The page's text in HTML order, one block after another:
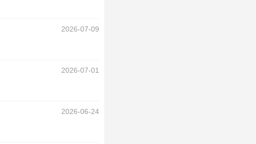
2026-07-09
2026-07-01
2026-06-24